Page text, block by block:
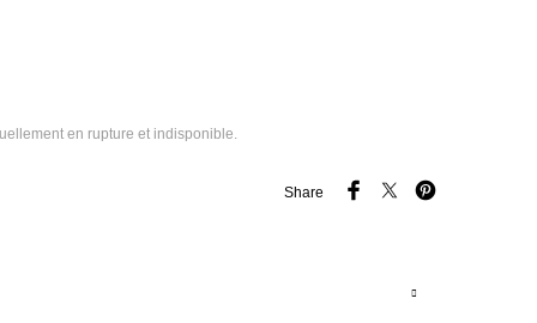
en rupture et indisponible.
Share